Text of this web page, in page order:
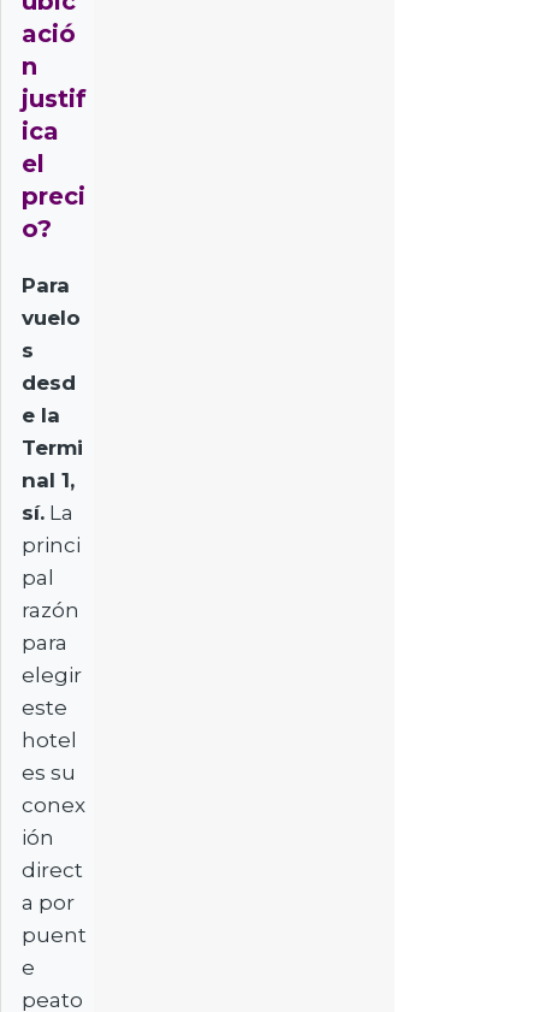
ació
n
justif
ica
el
preci
o?
Para
vuelo
s
desd
e la
Termi
nal 1,
sí. La
princi
pal
razón
para
elegir
este
hotel
es su
conex
ión
direct
a por
puent
e
peato